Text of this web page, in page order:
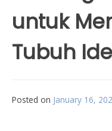
untuk
Tubuh
Posted on January 16,